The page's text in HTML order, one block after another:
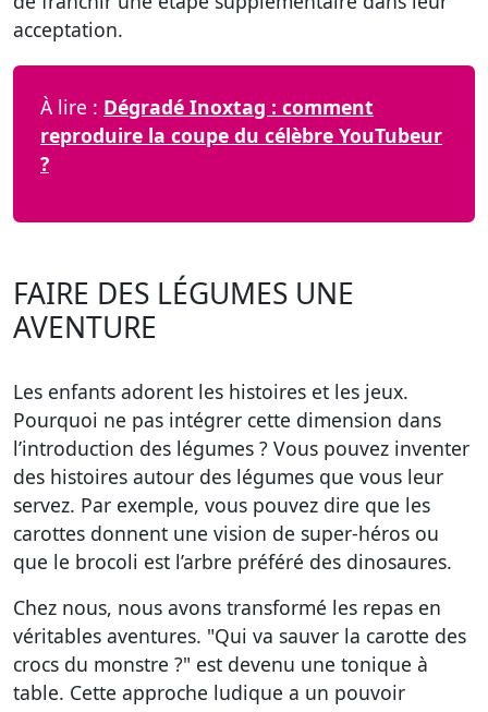
acceptation.
À lire : Dégradé Inoxtag : comment
reproduire la coupe du célèbre YouTubeur
?
FAIRE DES LÉGUMES UNE
AVENTURE
Les enfants adorent les histoires et les jeux.
Pourquoi ne pas intégrer cette dimension dans
l’introduction des légumes ? Vous pouvez inventer
des histoires autour des légumes que vous leur
servez. Par exemple, vous pouvez dire que les
carottes donnent une vision de super-héros ou
que le brocoli est l’arbre préféré des dinosaures.
Chez nous, nous avons transformé les repas en
véritables aventures. "Qui va sauver la carotte des
crocs du monstre ?" est devenu une tonique à
table. Cette approche ludique a un pouvoir